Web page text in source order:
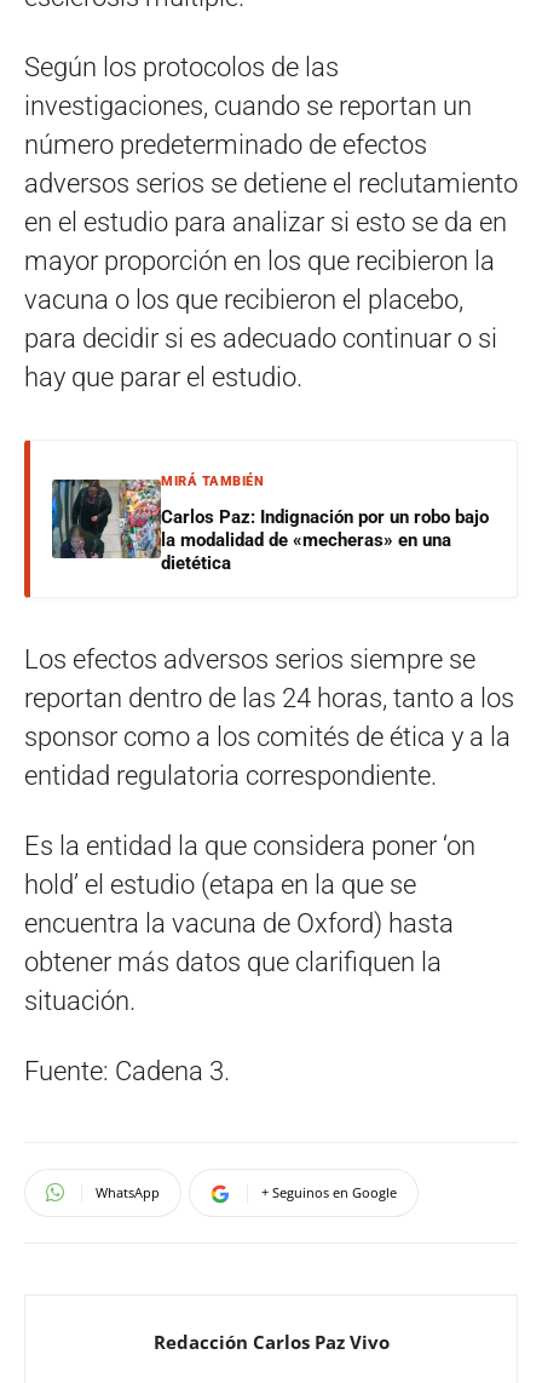
Según los protocolos de las
investigaciones, cuando se reportan un
número predeterminado de efectos
adversos serios se detiene el reclutamiento
en el estudio para analizar si esto se da en
mayor proporción en los que recibieron la
vacuna o los que recibieron el placebo,
para decidir si es adecuado continuar o si
hay que parar el estudio.
MIRÁ TAMBIÉN
Carlos Paz: Indignación por un robo bajo
la modalidad de «mecheras» en una
dietética
Los efectos adversos serios siempre se
reportan dentro de las 24 horas, tanto a los
sponsor como a los comités de ética y a la
entidad regulatoria correspondiente.
Es la entidad la que considera poner ‘on
hold’ el estudio (etapa en la que se
encuentra la vacuna de Oxford) hasta
obtener más datos que clarifiquen la
situación.
Fuente: Cadena 3.
WhatsApp + Seguinos en Google
Redacción Carlos Paz Vivo